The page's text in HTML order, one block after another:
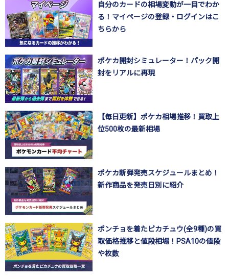
自分のカードの相場変動が一目でわか
る！マイページの登録・ログインはこ
ちらから
ポケカ開封シミュレーター！パック開
封をリアルに再現
【毎日更新】ポケカ相場推移！買取上
位500枚の最新相場
ポケカ新弾発売スケジュールまとめ！
新作商品を発売日別に紹介
ポンチョを着たピカチュウ(全9種)の買
取価格推移と値段相場！PSA10の値段
や枚数